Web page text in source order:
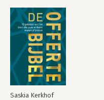
Bekijk alle boeken
Websites
Literatuuropgave
Illustratieverantwoording
Register
Saskia Kerkhof